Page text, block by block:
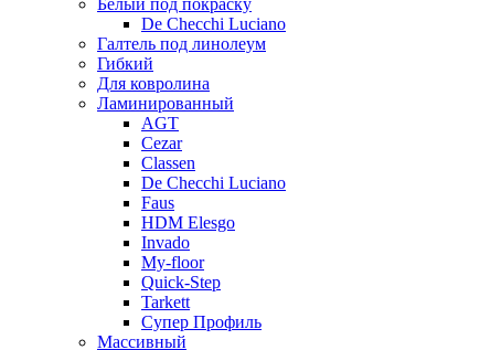
De Checchi Luciano
Галтель под линолеум
Гибкий
Для ковролина
Ламинированный
AGT
Cezar
Classen
De Checchi Luciano
Faus
HDM Elesgo
Invado
My-floor
Quick-Step
Tarkett
Супер Профиль
Массивный